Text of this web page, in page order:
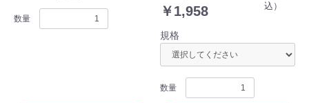
数量
￥1,958
込）
規格
数量